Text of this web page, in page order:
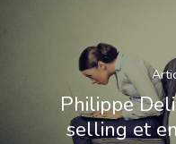
Philippe
selling et